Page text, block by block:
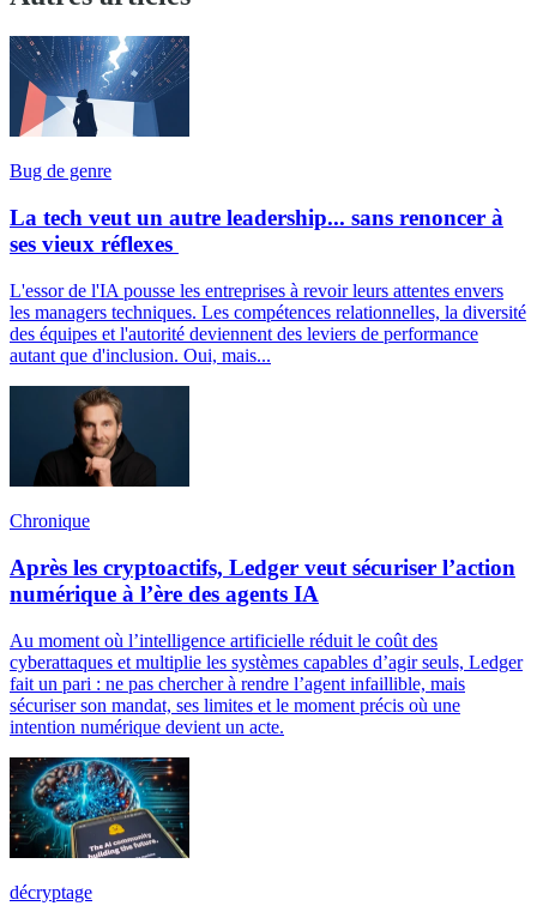
Bug de genre
La tech veut un autre leadership... sans renoncer à
ses vieux réflexes
L'essor de l'IA pousse les entreprises à revoir leurs attentes envers
les managers techniques. Les compétences relationnelles, la diversité
des équipes et l'autorité deviennent des leviers de performance
autant que d'inclusion. Oui, mais...
Chronique
Après les cryptoactifs, Ledger veut sécuriser l’action
numérique à l’ère des agents IA
Au moment où l’intelligence artificielle réduit le coût des
cyberattaques et multiplie les systèmes capables d’agir seuls, Ledger
fait un pari : ne pas chercher à rendre l’agent infaillible, mais
sécuriser son mandat, ses limites et le moment précis où une
intention numérique devient un acte.
décryptage